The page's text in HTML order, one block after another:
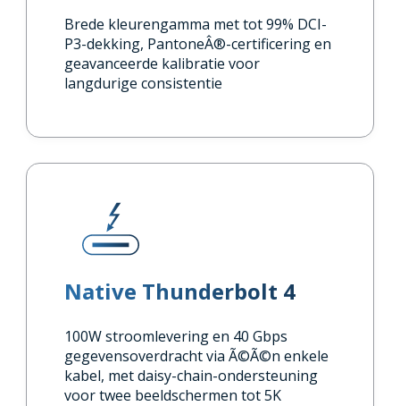
Brede kleurengamma met tot 99% DCI-
P3-dekking, PantoneÂ®-certificering en
geavanceerde kalibratie voor
langdurige consistentie
Native Thunderbolt 4
100W stroomlevering en 40 Gbps
gegevensoverdracht via Ã©Ã©n enkele
kabel, met daisy-chain-ondersteuning
voor twee beeldschermen tot 5K